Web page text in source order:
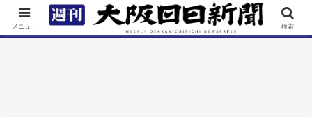
TOP 特集 ニュース 連載 街ネタ イベント
メニュー 検索